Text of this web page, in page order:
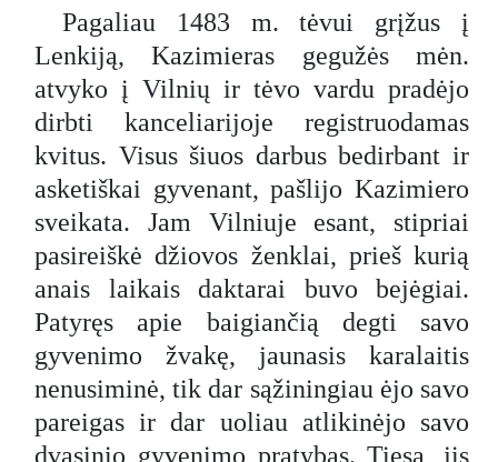
Pagaliau 1483 m. tėvui grįžus į
Lenkiją, Kazimieras gegužės mėn.
atvyko į Vilnių ir tėvo vardu pradėjo
dirbti kanceliarijoje registruodamas
kvitus. Visus šiuos darbus bedirbant ir
asketiškai gyvenant, pašlijo Kazimiero
sveikata. Jam Vilniuje esant, stipriai
pasireiškė džiovos ženklai, prieš kurią
anais laikais daktarai buvo bejėgiai.
Patyręs apie baigiančią degti savo
gyvenimo žvakę, jaunasis karalaitis
nenusiminė, tik dar sąžiningiau ėjo savo
pareigas ir dar uoliau atlikinėjo savo
dvasinio gyvenimo pratybas. Tiesa, jis